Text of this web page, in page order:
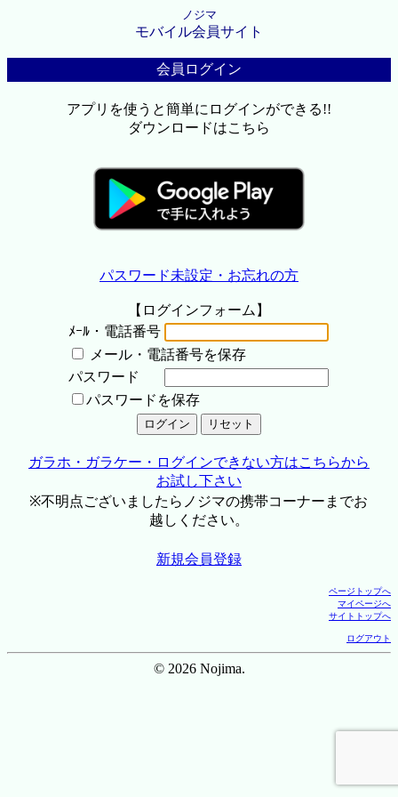
ノジマ
モバイル会員サイト
会員ログイン
アプリを使うと簡単にログインができる!!
ダウンロードはこちら
パスワード未設定・お忘れの方
【ログインフォーム】
ﾒｰﾙ・電話番号
メール・電話番号を保存
パスワード
パスワードを保存
ガラホ・ガラケー・ログインできない方はこちらから
お試し下さい
※不明点ございましたらノジマの携帯コーナーまでお
越しください。
新規会員登録
ページトップへ
マイページへ
サイトトップへ
ログアウト
© 2026 Nojima.